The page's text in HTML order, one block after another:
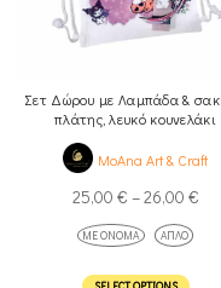
Σετ Δώρου με Λαμπάδα &
πλάτης, λευκό κουνελάκι
MoAna Art & Craft
25,00 € –26,00 €
ΜΕ ΌΝΟΜΑ ΑΠΛΌ